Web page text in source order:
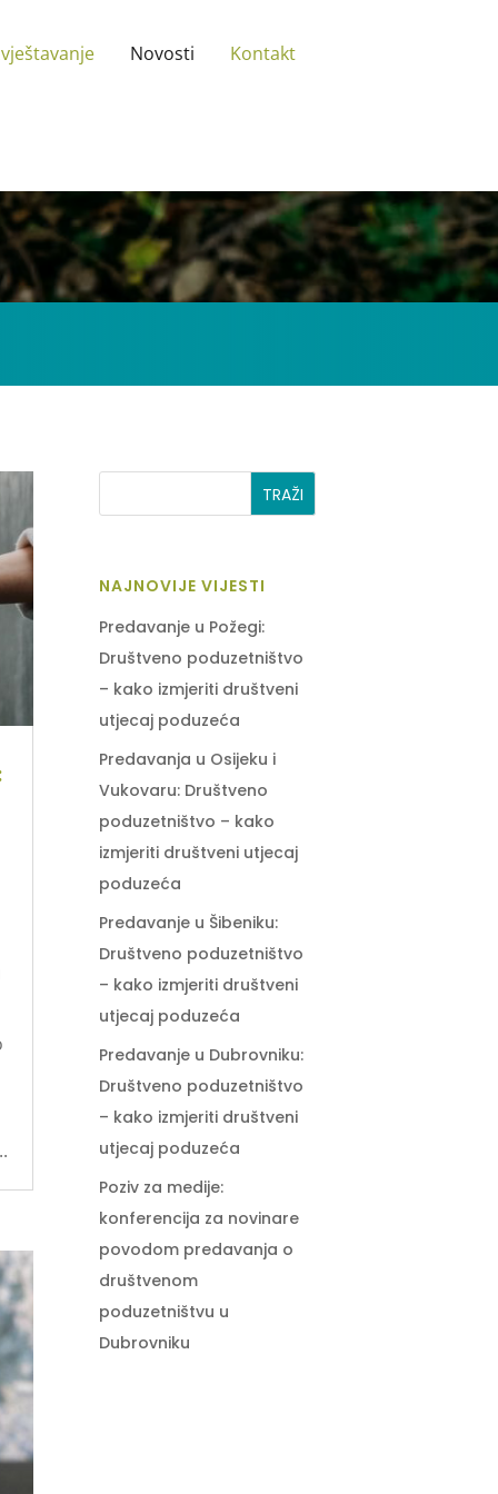
Novosti Kontakt
TRAŽI
NAJNOVIJE VIJESTI
Predavanje u Požegi:
Društveno poduzetništvo
– kako izmjeriti društveni
utjecaj poduzeća
Predavanja u Osijeku i
Vukovaru: Društveno
poduzetništvo – kako
izmjeriti društveni utjecaj
poduzeća
Predavanje u Šibeniku:
Društveno poduzetništvo
– kako izmjeriti društveni
utjecaj poduzeća
Predavanje u Dubrovniku:
Društveno poduzetništvo
– kako izmjeriti društveni
utjecaj poduzeća
Poziv za medije:
konferencija za novinare
povodom predavanja o
društvenom
poduzetništvu u
Dubrovniku